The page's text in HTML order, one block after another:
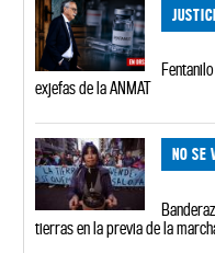
exjefas de la ANMAT
NO SE
tierras en la previa de la